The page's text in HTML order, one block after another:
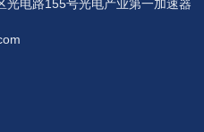
光电路155号光电产业第一加速器